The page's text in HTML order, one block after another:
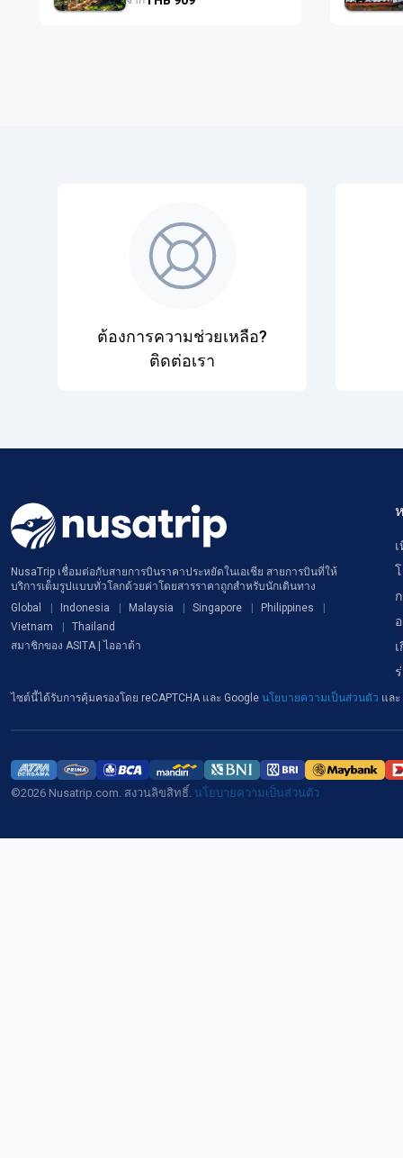
ต้องการความช่วยเหลือ?
ติดต่อเรา
NusaTrip เชื่อมต่อกับสายการบินราคาประหยัดในเอเชีย สายการบินที่ให้
บริการเต็มรูปแบบทั่วโลกด้วยค่าโดยสารราคาถูกสำหรับนักเดินทาง
Global
Indonesia Malaysia Singapore
Philippines
Vietnam
Thailand
สมาชิกของ ASITA | ไออาต้า
ไซต์นี้ได้รับการคุ้มครองโดย reCAPTCHA และ Google นโยบายความเป็นส่วนตัว และ
©2026 Nusatrip.com. สงวนลิขสิทธิ์. นโยบายความเป็นส่วนตัว